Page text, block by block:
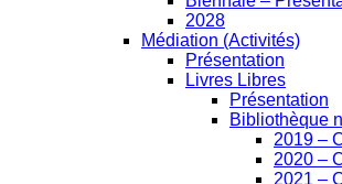
2028
Médiation (Activités)
Présentation
Livres Libres
Présentation
Bibliothèque
2019 –
2020 –
2021 –